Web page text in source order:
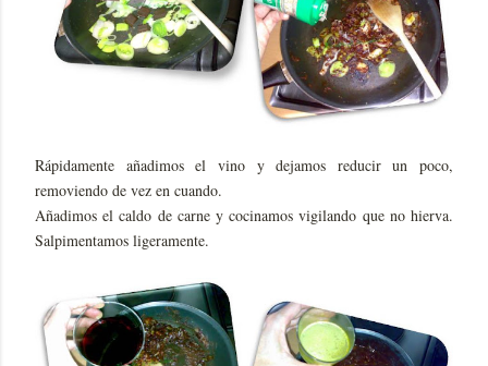
Rápidamente añadimos el vino y dejamos reducir un poco,
removiendo de vez en cuando.
Añadimos el caldo de carne y cocinamos vigilando que no hierva.
Salpimentamos ligeramente.